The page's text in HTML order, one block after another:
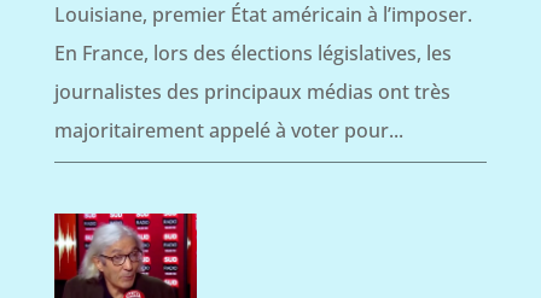
Louisiane, premier État américain à l’imposer.
En France, lors des élections législatives, les
journalistes des principaux médias ont très
majoritairement appelé à voter pour...